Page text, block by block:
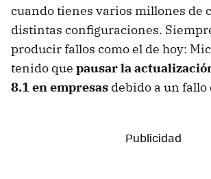
cuando tienes varios millones de
distintas configuraciones.
producir fallos como el de hoy:
tenido que pausar la
8.1 en empresas debido a un fallo